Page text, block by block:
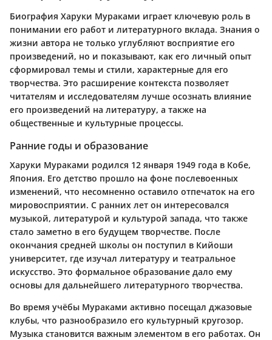
Биография Харуки Мураками играет ключевую роль в
понимании его работ и литературного вклада. Знания о
жизни автора не только углубляют восприятие его
произведений, но и показывают, как его личный опыт
сформировал темы и стили, характерные для его
творчества. Это расширение контекста позволяет
читателям и исследователям лучше осознать влияние
его произведений на литературу, а также на
общественные и культурные процессы.
Ранние годы и образование
Харуки Мураками родился 12 января 1949 года в Кобе,
Япония. Его детство прошло на фоне послевоенных
изменений, что несомненно оставило отпечаток на его
мировосприятии. С ранних лет он интересовался
музыкой, литературой и культурой запада, что также
стало заметно в его будущем творчестве. После
окончания средней школы он поступил в Кийоши
университет, где изучал литературу и театральное
искусство. Это формальное образование дало ему
основы для дальнейшего литературного творчества.
Во время учёбы Мураками активно посещал джазовые
клубы, что разнообразило его культурный кругозор.
Музыка становится важным элементом в его работах. Он